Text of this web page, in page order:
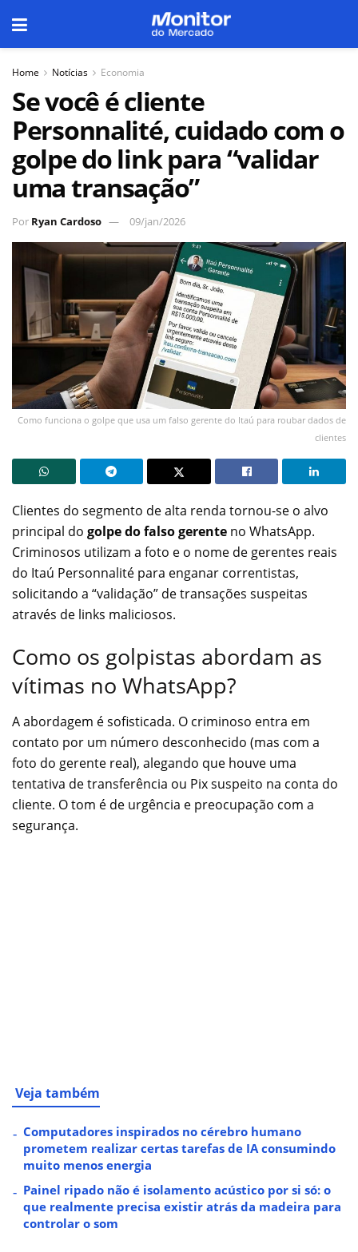
Home Notícias Economia
Se você é cliente
Personnalité, cuidado com o
golpe do link para “validar
uma transação”
Por Ryan Cardoso 09/jan/2026
Como funciona o golpe que usa um falso gerente do Itaú para roubar dados de
clientes
Clientes do segmento de alta renda tornou-se o alvo
principal do golpe do falso gerente no WhatsApp.
Criminosos utilizam a foto e o nome de gerentes reais
do Itaú Personnalité para enganar correntistas,
solicitando a “validação” de transações suspeitas
através de links maliciosos.
Como os golpistas abordam as
vítimas no WhatsApp?
A abordagem é sofisticada. O criminoso entra em
contato por um número desconhecido (mas com a
foto do gerente real), alegando que houve uma
tentativa de transferência ou Pix suspeito na conta do
cliente. O tom é de urgência e preocupação com a
segurança.
Veja também
Computadores inspirados no cérebro humano
prometem realizar certas tarefas de IA consumindo
muito menos energia
Painel ripado não é isolamento acústico por si só: o
que realmente precisa existir atrás da madeira para
controlar o som